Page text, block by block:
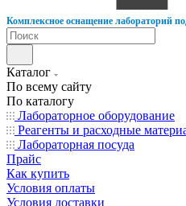
Комплексное оснащение лабораторий
Каталог
По всему сайту
По каталогу
Лабораторное оборудование
Реагенты и расходные
Лабораторная посуда
Прайс
Как купить
Условия оплаты
Условия доставки